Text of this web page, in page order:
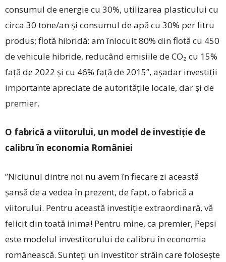
consumul de energie cu 30%, utilizarea plasticului cu
circa 30 tone/an și consumul de apă cu 30% per litru
produs; flotă hibridă: am înlocuit 80% din flotă cu 450
de vehicule hibride, reducând emisiile de CO₂ cu 15%
față de 2022 și cu 46% față de 2015”, așadar investiții
importante apreciate de autoritățile locale, dar și de
premier.
O fabrică a viitorului, un model de investiție de
calibru în economia României
”Niciunul dintre noi nu avem în fiecare zi această
șansă de a vedea în prezent, de fapt, o fabrică a
viitorului. Pentru această investiție extraordinară, vă
felicit din toată inima! Pentru mine, ca premier, Pepsi
este modelul investitorului de calibru în economia
românească. Sunteți un investitor străin care folosește